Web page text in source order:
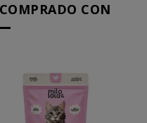
CON